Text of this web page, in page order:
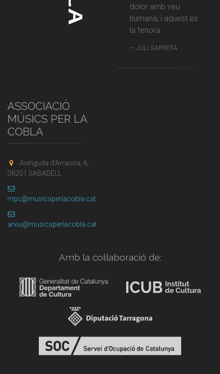
dolor amb veu
humana, i aquest és
la tenora.
JULI GARRETA
ASSOCIACIÓ
MÚSICS PER LA
COBLA
Avinguda d'Arraona, 6,
08201 SABADELL
mpc@musicsperlacobla.cat
arxiu@musicsperlacobla.cat
Amb la col·laboració de: